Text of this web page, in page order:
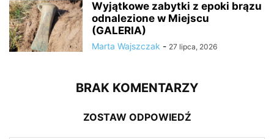
Wyjątkowe zabytki z epoki brązu
odnalezione w Miejscu
(GALERIA)
Marta Wajszczak - 27 lipca, 2026
BRAK KOMENTARZY
ZOSTAW ODPOWIEDŹ